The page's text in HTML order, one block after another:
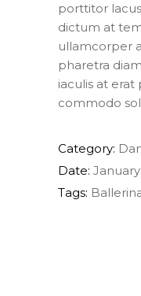
porttitor
dictum at
ullamcorper
pharetra
iaculis at erat
commodo
Category:
Date: January
Tags: